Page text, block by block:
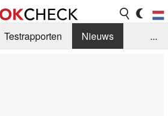
Testrapporten
Nieuws
...